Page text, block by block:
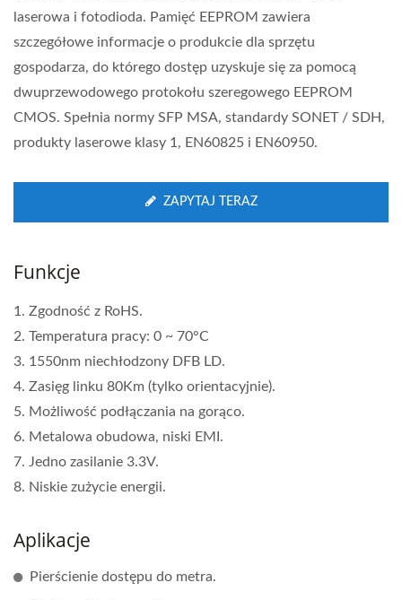
laserowa i fotodioda. Pamięć EEPROM zawiera
szczegółowe informacje o produkcie dla sprzętu
gospodarza, do którego dostęp uzyskuje się za pomocą
dwuprzewodowego protokołu szeregowego EEPROM
CMOS. Spełnia normy SFP MSA, standardy SONET / SDH,
produkty laserowe klasy 1, EN60825 i EN60950.
ZAPYTAJ TERAZ
Funkcje
1. Zgodność z RoHS.
2. Temperatura pracy: 0 ~ 70°C
3. 1550nm niechłodzony DFB LD.
4. Zasięg linku 80Km (tylko orientacyjnie).
5. Możliwość podłączania na gorąco.
6. Metalowa obudowa, niski EMI.
7. Jedno zasilanie 3.3V.
8. Niskie zużycie energii.
Aplikacje
Pierścienie dostępu do metra.